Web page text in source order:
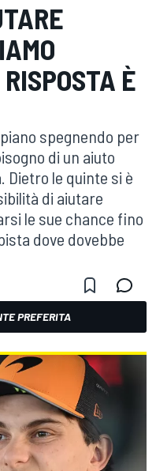
È
spegnendo per
di un aiuto
le quinte si è
di aiutare
le sue chance fino
dove dovebbe
PREFERITA